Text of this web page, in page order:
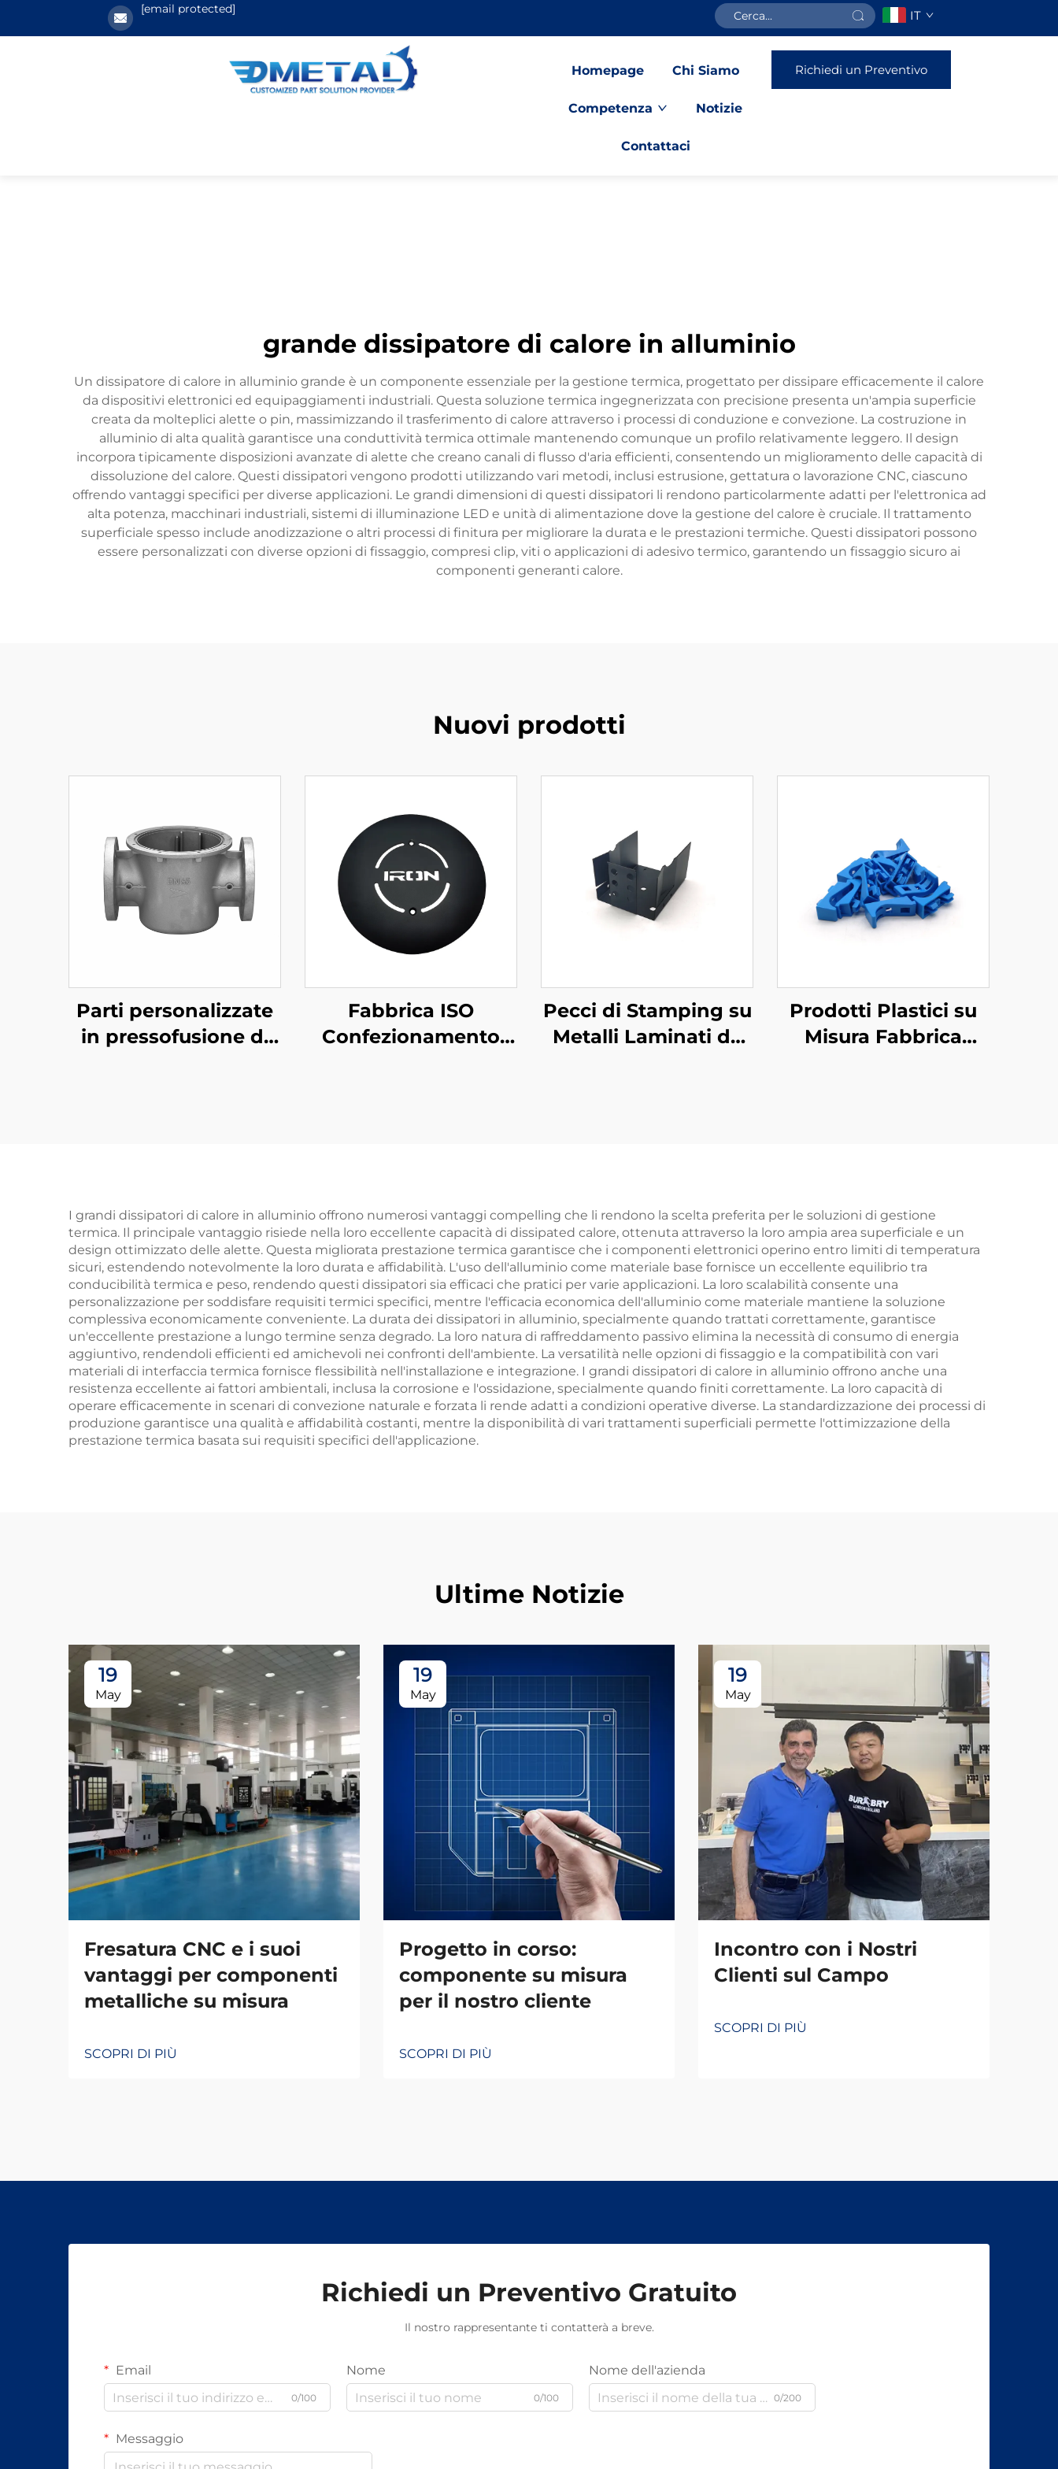
[email protected] IT
Homepage Chi Siamo
Competenza Notizie
Contattaci
Richiedi un Preventivo
grande dissipatore di calore in alluminio
Un dissipatore di calore in alluminio grande è un componente essenziale per la gestione termica, progettato per dissipare efficacemente il calore
da dispositivi elettronici ed equipaggiamenti industriali. Questa soluzione termica ingegnerizzata con precisione presenta un'ampia superficie
creata da molteplici alette o pin, massimizzando il trasferimento di calore attraverso i processi di conduzione e convezione. La costruzione in
alluminio di alta qualità garantisce una conduttività termica ottimale mantenendo comunque un profilo relativamente leggero. Il design
incorpora tipicamente disposizioni avanzate di alette che creano canali di flusso d'aria efficienti, consentendo un miglioramento delle capacità di
dissoluzione del calore. Questi dissipatori vengono prodotti utilizzando vari metodi, inclusi estrusione, gettatura o lavorazione CNC, ciascuno
offrendo vantaggi specifici per diverse applicazioni. Le grandi dimensioni di questi dissipatori li rendono particolarmente adatti per l'elettronica ad
alta potenza, macchinari industriali, sistemi di illuminazione LED e unità di alimentazione dove la gestione del calore è cruciale. Il trattamento
superficiale spesso include anodizzazione o altri processi di finitura per migliorare la durata e le prestazioni termiche. Questi dissipatori possono
essere personalizzati con diverse opzioni di fissaggio, compresi clip, viti o applicazioni di adesivo termico, garantendo un fissaggio sicuro ai
componenti generanti calore.
Nuovi prodotti
Parti personalizzate
in pressofusione di
Fabbrica ISO
Confezionamento
Pecci di Stamping su
Metalli Laminati da
Prodotti Plastici su
Misura Fabbrica
I grandi dissipatori di calore in alluminio offrono numerosi vantaggi compelling che li rendono la scelta preferita per le soluzioni di gestione
termica. Il principale vantaggio risiede nella loro eccellente capacità di dissipated calore, ottenuta attraverso la loro ampia area superficiale e un
design ottimizzato delle alette. Questa migliorata prestazione termica garantisce che i componenti elettronici operino entro limiti di temperatura
sicuri, estendendo notevolmente la loro durata e affidabilità. L'uso dell'alluminio come materiale base fornisce un eccellente equilibrio tra
conducibilità termica e peso, rendendo questi dissipatori sia efficaci che pratici per varie applicazioni. La loro scalabilità consente una
personalizzazione per soddisfare requisiti termici specifici, mentre l'efficacia economica dell'alluminio come materiale mantiene la soluzione
complessiva economicamente conveniente. La durata dei dissipatori in alluminio, specialmente quando trattati correttamente, garantisce
un'eccellente prestazione a lungo termine senza degrado. La loro natura di raffreddamento passivo elimina la necessità di consumo di energia
aggiuntivo, rendendoli efficienti ed amichevoli nei confronti dell'ambiente. La versatilità nelle opzioni di fissaggio e la compatibilità con vari
materiali di interfaccia termica fornisce flessibilità nell'installazione e integrazione. I grandi dissipatori di calore in alluminio offrono anche una
resistenza eccellente ai fattori ambientali, inclusa la corrosione e l'ossidazione, specialmente quando finiti correttamente. La loro capacità di
operare efficacemente in scenari di convezione naturale e forzata li rende adatti a condizioni operative diverse. La standardizzazione dei processi di
produzione garantisce una qualità e affidabilità costanti, mentre la disponibilità di vari trattamenti superficiali permette l'ottimizzazione della
prestazione termica basata sui requisiti specifici dell'applicazione.
Ultime Notizie
19
May
Fresatura CNC e i suoi
vantaggi per componenti
metalliche su misura
SCOPRI DI PIÙ
19
May
Progetto in corso:
componente su misura
per il nostro cliente
SCOPRI DI PIÙ
19
May
Incontro con i Nostri
Clienti sul Campo
SCOPRI DI PIÙ
Richiedi un Preventivo Gratuito
Il nostro rappresentante ti contatterà a breve.
Email
0/100
Nome
0/100
Nome dell'azienda
0/200
Messaggio